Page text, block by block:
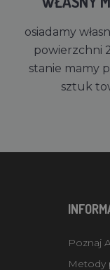
osiadamy
powierzchni
stanie mamy
sztuk
Poznaj
Metody